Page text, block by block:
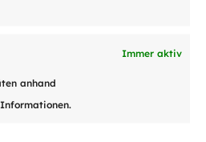
Immer aktiv
anhand
zahlen